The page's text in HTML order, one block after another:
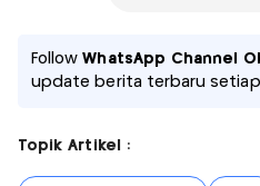
FollowWhatsApp Channel
update berita terbaru setiap
Topik Artikel :